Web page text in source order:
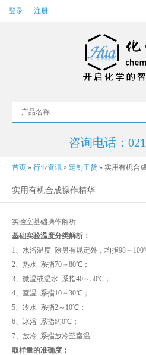
登录 注册
咨询电话：
首页 » 行业资讯 » 定制干货 » 实用有机合
实用有机合成操作精华
实验室基础操作解析
基础实验温度分类解析：
1、水浴温度 除另有规定外，均指98～
2、热水 系指70～80℃；
3、微温或温水 系指40～50℃；
4、室温 系指10～30℃；
5、冷水 系指2～10℃；
6、冰浴 系指约0℃；
7、放冷 系指放冷至室温
取样量的准确度：